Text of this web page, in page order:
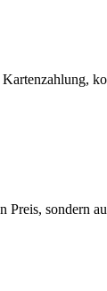
Preis, sondern